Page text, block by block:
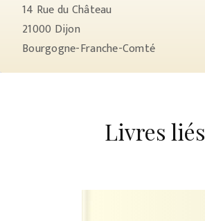
14 Rue du Château
21000 Dijon
Bourgogne-Franche-Comté
Livres liés